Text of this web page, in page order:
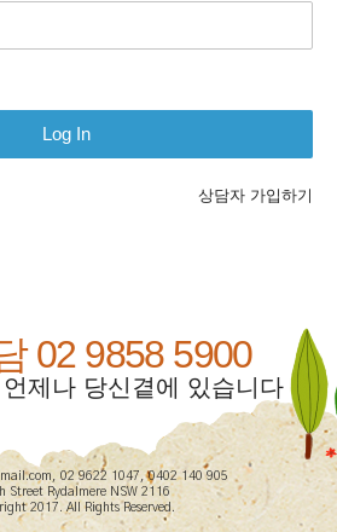
상담자 가입하기
02 9858 5900
제나 당신곁에 있습니다
02 9622 1047, 0402 140 905
Street Rydalmere NSW 2116
2017. All Rights Reserved.